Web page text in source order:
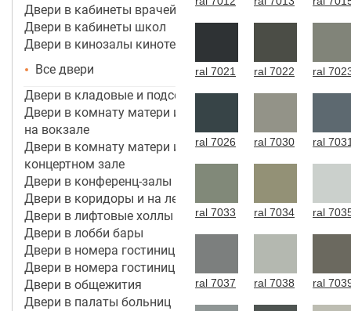
Двери в кабинеты врачей
Двери в кабинеты школ
Двери в кинозалы кинотеатров
Все двери
Двери в кладовые и подсобные помещения
Двери в комнату матери и ребенка в аэропорту,
на вокзале
Двери в комнату матери и ребенка в кинотеатре,
концертном зале
Двери в конференц-залы
Двери в коридоры и на лестничные марши
Двери в лифтовые холлы
Двери в лобби бары
Двери в номера гостиницы 3*
Двери в номера гостиницы 4*-5*
Двери в общежития
Двери в палаты больниц
ral 7021 ral 7022 ral
ral 7026 ral 7030 ral
ral 7033 ral 7034 ral
ral 7037 ral 7038 ral